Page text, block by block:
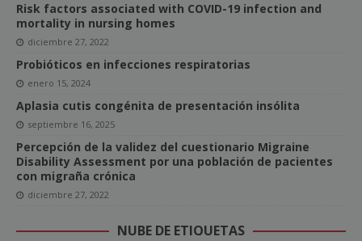
Risk factors associated with COVID-19 infection and
mortality in nursing homes
diciembre 27, 2022
Probióticos en infecciones respiratorias
enero 15, 2024
Aplasia cutis congénita de presentación insólita
septiembre 16, 2025
Percepción de la validez del cuestionario Migraine
Disability Assessment por una población de pacientes
con migraña crónica
diciembre 27, 2022
NUBE DE ETIQUETAS